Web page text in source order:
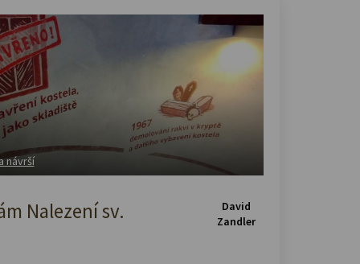
návrší
Nalezení sv.
David
Zandler